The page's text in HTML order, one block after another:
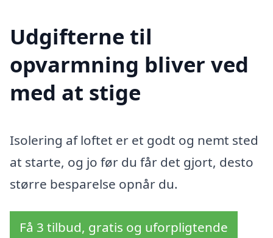
Udgifterne til
opvarmning bliver ved
med at stige
Isolering af loftet er et godt og nemt sted
at starte, og jo før du får det gjort, desto
større besparelse opnår du.
Få 3 tilbud, gratis og uforpligtende